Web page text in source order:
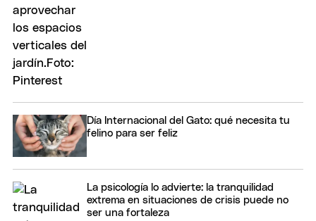
Día Internacional del Gato: qué necesita tu
felino para ser feliz
La psicología lo advierte: la tranquilidad
extrema en situaciones de crisis puede no
ser una fortaleza